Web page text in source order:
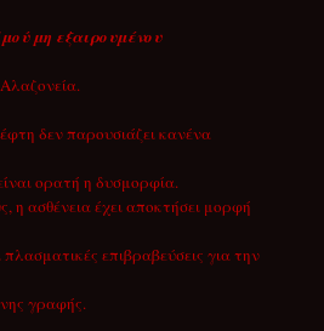
μη εξαιρουμένου
δεν παρουσιάζει κανένα
ορατή η δυσμορφία.
η ασθένεια έχει αποκτήσει μορφή
επιβραβεύσεις για την
γραφής.